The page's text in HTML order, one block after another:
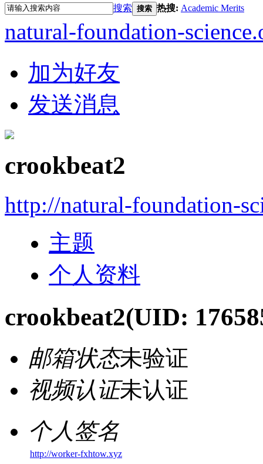
搜索 搜索 热搜: Academic Merits
natural-foundation-
加为好友
发送消息
crookbeat2
http://natural-foundation-
主题
个人资料
crookbeat2(UID:
邮箱状态未验证
视频认证未认证
个人签名
http://worker-fxhtow.xyz